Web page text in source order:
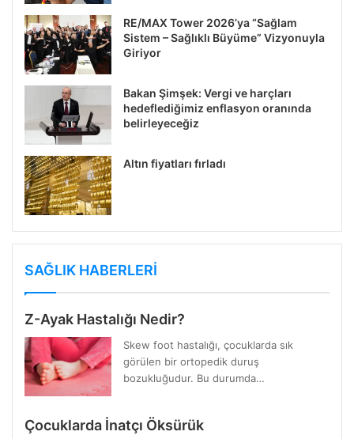
RE/MAX Tower 2026’ya “Sağlam
Sistem – Sağlıklı Büyüme” Vizyonuyla
Giriyor
Bakan Şimşek: Vergi ve harçları
hedeflediğimiz enflasyon oranında
belirleyeceğiz
Altın fiyatları fırladı
SAĞLIK HABERLERİ
Z-Ayak Hastalığı Nedir?
Skew foot hastalığı, çocuklarda sık
görülen bir ortopedik duruş
bozukluğudur. Bu durumda…
Çocuklarda İnatçı Öksürük